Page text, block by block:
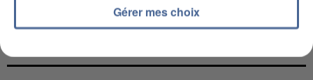
L’UN DES FONDATEURS SUPPOSÉS DE LA DZ
MAFIA INTERPELLÉ EN ALGÉRIE
Gérer mes choix